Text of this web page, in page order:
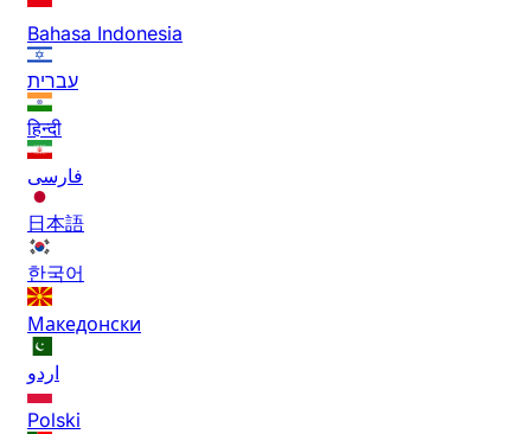
Bahasa Indonesia
עברית
हिन्दी
فارسی
日本語
한국어
Македонски
اردو
Polski